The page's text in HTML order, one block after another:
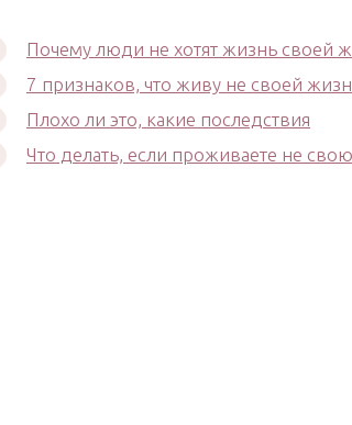
Почему люди не хотят жизнь своей
7 признаков, что живу не своей
Плохо ли это, какие последствия
Что делать, если проживаете не